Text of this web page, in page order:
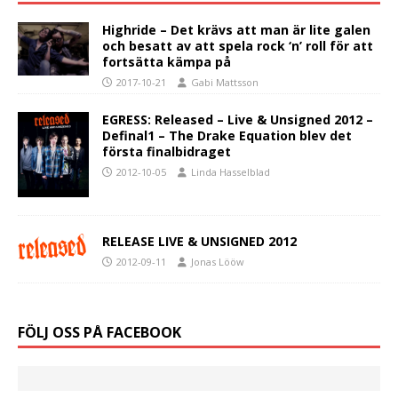
Highride – Det krävs att man är lite galen
och besatt av att spela rock ‘n’ roll för att
fortsätta kämpa på
2017-10-21 Gabi Mattsson
EGRESS: Released – Live & Unsigned 2012 –
Definal1 – The Drake Equation blev det
första finalbidraget
2012-10-05 Linda Hasselblad
RELEASE LIVE & UNSIGNED 2012
2012-09-11 Jonas Lööw
FÖLJ OSS PÅ FACEBOOK